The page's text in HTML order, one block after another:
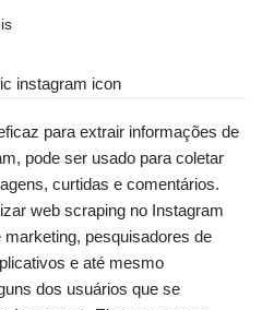
para extrair informações de
pode ser usado para coletar
curtidas e comentários.
web scraping no Instagram
pesquisadores de
e até mesmo
dos usuários que se